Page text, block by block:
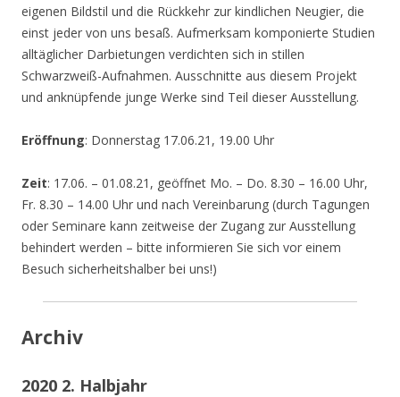
eigenen Bildstil und die Rückkehr zur kindlichen Neugier, die
einst jeder von uns besaß. Aufmerksam komponierte Studien
alltäglicher Darbietungen verdichten sich in stillen
Schwarzweiß-Aufnahmen. Ausschnitte aus diesem Projekt
und anknüpfende junge Werke sind Teil dieser Ausstellung.
Eröffnung: Donnerstag 17.06.21, 19.00 Uhr
Zeit: 17.06. – 01.08.21, geöffnet Mo. – Do. 8.30 – 16.00 Uhr,
Fr. 8.30 – 14.00 Uhr und nach Vereinbarung (durch Tagungen
oder Seminare kann zeitweise der Zugang zur Ausstellung
behindert werden – bitte informieren Sie sich vor einem
Besuch sicherheitshalber bei uns!)
Archiv
2020 2. Halbjahr